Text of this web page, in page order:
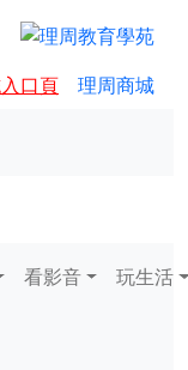
口頁 理周商城
看影音 玩生活